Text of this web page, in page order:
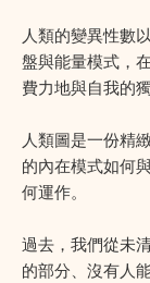
人類的變異性數
盤與能量模式，
費力地與自我的獨
人類圖是一份精
的內在模式如何
何運作。
過去，我們從未
的部分、沒有人